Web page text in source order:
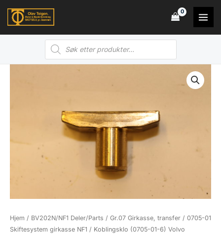
Products
search
Hjem / BV202N/NF1 Deler/Parts / Gr.07 Girkasse, transfer / 0705-01
Skiftesystem girkasse NF1 / Koblingsklo (0705-01-6) Volvo